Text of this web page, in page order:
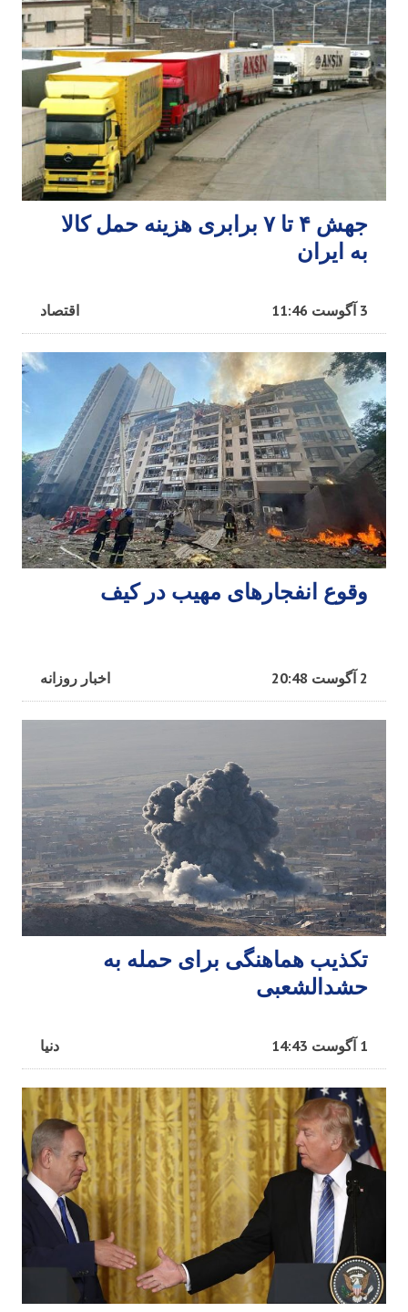
جهش ۴ تا ۷ برابری هزینه حمل کالا
به ایران
اقتصاد 3 آگوست 11:46
وقوع انفجارهای مهیب در کیف
اخبار روزانه 2 آگوست 20:48
تکذیب هماهنگی برای حمله به
حشدالشعبی
دنیا 1 آگوست 14:43